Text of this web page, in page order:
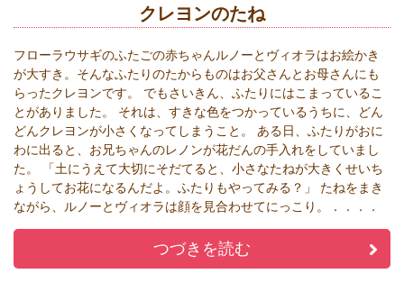
クレヨンのたね
フローラウサギのふたごの赤ちゃんルノーとヴィオラはお絵かき
が大すき。そんなふたりのたからものはお父さんとお母さんにも
らったクレヨンです。 でもさいきん、ふたりにはこまっているこ
とがありました。 それは、すきな色をつかっているうちに、どん
どんクレヨンが小さくなってしまうこと。 ある日、ふたりがおに
わに出ると、お兄ちゃんのレノンが花だんの手入れをしていまし
た。 「土にうえて大切にそだてると、小さなたねが大きくせいち
ょうしてお花になるんだよ。ふたりもやってみる？」 たねをまき
ながら、ルノーとヴィオラは顔を見合わせてにっこり。．．．．
つづきを読む